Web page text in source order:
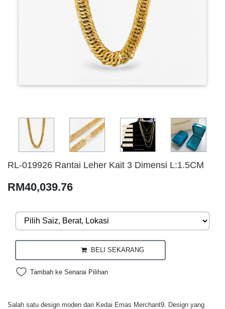
RL-019926 Rantai Leher Kait 3 Dimensi L:1.5CM
RM40,039.76
BELI SEKARANG
Tambah ke Senarai Pilihan
Salah satu design moden dari Kedai Emas Merchant9. Design yang